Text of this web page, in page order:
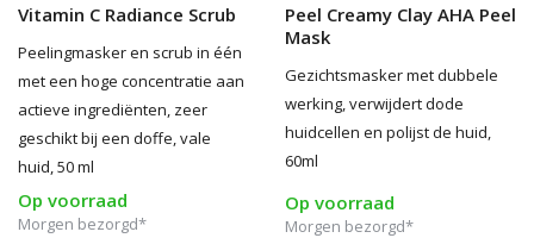
Vitamin C Radiance Scrub
Peelingmasker en scrub in één
met een hoge concentratie aan
actieve ingrediënten, zeer
geschikt bij een doffe, vale
huid, 50 ml
Op voorraad
Morgen bezorgd*
Peel Creamy Clay AHA Peel
Mask
Gezichtsmasker met dubbele
werking, verwijdert dode
huidcellen en polijst de huid,
60ml
Op voorraad
Morgen bezorgd*